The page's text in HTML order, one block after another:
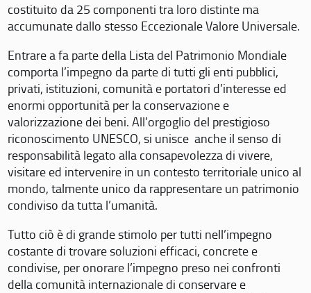
costituito da 25 componenti tra loro distinte ma
accumunate dallo stesso Eccezionale Valore Universale.
Entrare a fa parte della Lista del Patrimonio Mondiale
comporta l’impegno da parte di tutti gli enti pubblici,
privati, istituzioni, comunità e portatori d’interesse ed
enormi opportunità per la conservazione e
valorizzazione dei beni. All’orgoglio del prestigioso
riconoscimento UNESCO, si unisce anche il senso di
responsabilità legato alla consapevolezza di vivere,
visitare ed intervenire in un contesto territoriale unico al
mondo, talmente unico da rappresentare un patrimonio
condiviso da tutta l’umanità.
Tutto ciò è di grande stimolo per tutti nell’impegno
costante di trovare soluzioni efficaci, concrete e
condivise, per onorare l’impegno preso nei confronti
della comunità internazionale di conservare e